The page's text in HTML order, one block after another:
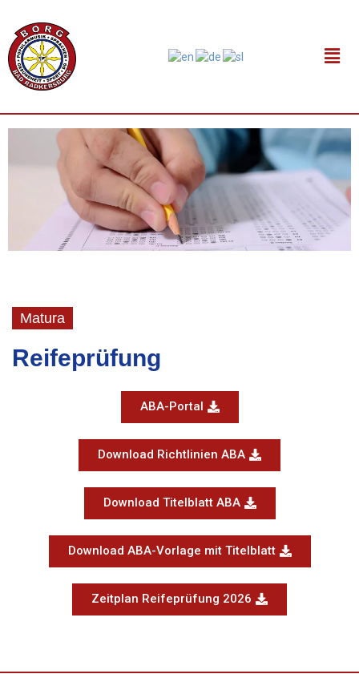
Matura
Reifeprüfung
ABA-Portal
Download Richtlinien ABA
Download Titelblatt ABA
Download ABA-Vorlage mit Titelblatt
Zeitplan Reifeprüfung 2026